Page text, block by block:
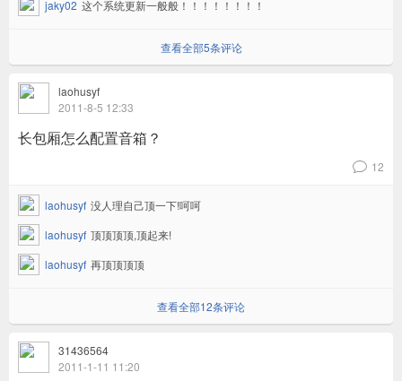
jaky02 这个系统更新一般般！！！！！！！！
查看全部5条评论
laohusyf
2011-8-5 12:33
长包厢怎么配置音箱？
v 12
laohusyf 没人理自己顶一下!呵呵
laohusyf 顶顶顶顶,顶起来!
laohusyf 再顶顶顶顶
查看全部12条评论
31436564
2011-1-11 11:20